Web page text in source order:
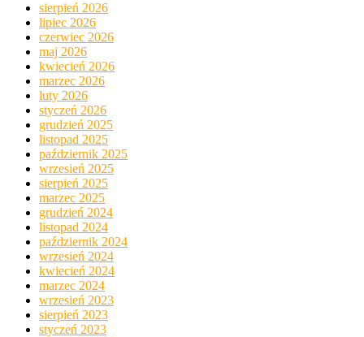
sierpień 2026
lipiec 2026
czerwiec 2026
maj 2026
kwiecień 2026
marzec 2026
luty 2026
styczeń 2026
grudzień 2025
listopad 2025
październik 2025
wrzesień 2025
sierpień 2025
marzec 2025
grudzień 2024
listopad 2024
październik 2024
wrzesień 2024
kwiecień 2024
marzec 2024
wrzesień 2023
sierpień 2023
styczeń 2023